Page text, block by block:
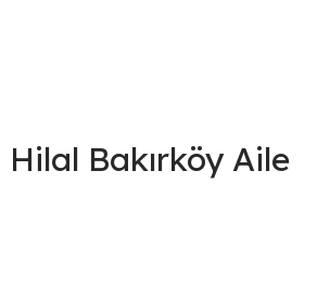
Bakırköy Aile